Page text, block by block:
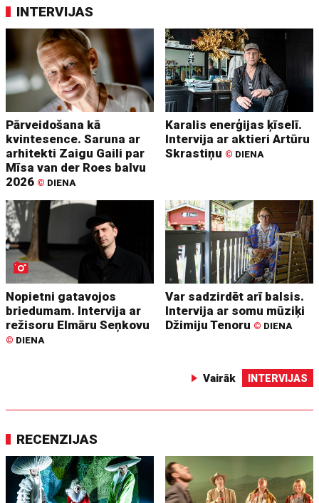
INTERVIJAS
Pārveidošana kā
kvintesence. Saruna ar
arhitekti Zaigu Gaili par
Mīsa van der Roes balvu
2026 © DIENA
Karalis enerģijas ķīselī.
Intervija ar aktieri Artūru
Skrastiņu © DIENA
Nopietni gatavojos
briedumam. Intervija ar
režisoru Elmāru Seņkovu
© DIENA
Var sadzirdēt arī balsis.
Intervija ar somu mūziķi
Džimiju Tenoru © DIENA
Vairāk INTERVIJAS
RECENZIJAS